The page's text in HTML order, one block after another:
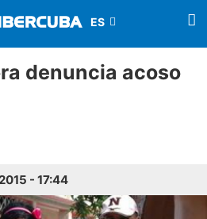
denuncia acoso
- 17:44